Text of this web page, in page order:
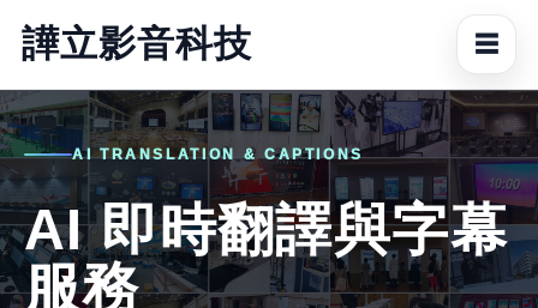
譁立影音科技 ☰
AI TRANSLATION & CAPTIONS
AI 即時翻譯與字幕
服務